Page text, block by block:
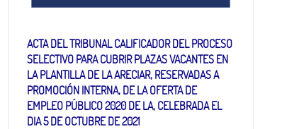
ACTA DEL TRIBUNAL CALIFICADOR DEL PROCESO
SELECTIVO PARA CUBRIR PLAZAS VACANTES EN
LA PLANTILLA DE LA ARECIAR, RESERVADAS A
PROMOCIÓN INTERNA, DE LA OFERTA DE
EMPLEO PÚBLICO 2020 DE LA, CELEBRADA EL
DIA 5 DE OCTUBRE DE 2021